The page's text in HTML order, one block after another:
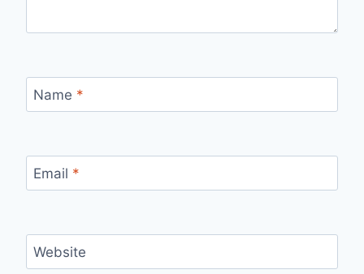
Name *
Email *
Website